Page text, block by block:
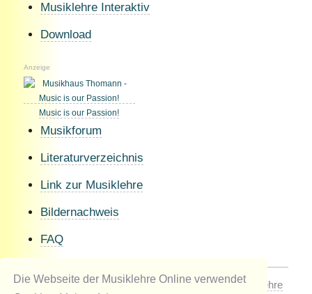
Die Webseite der Musiklehre Online verwendet
Musiklehre Interaktiv
Download
Anzeige
Music is our Passion!
Musikforum
Literaturverzeichnis
Link zur Musiklehre
Bildernachweis
FAQ
© 1998 / 2026 by Johannes Kaiser-KaplanerMusiklehre